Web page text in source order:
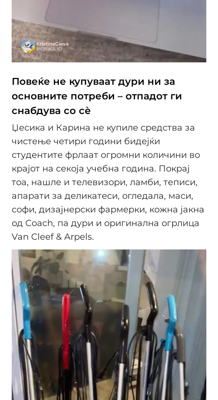
Повеќе не купуваат дури ни за
основните потреби – отпадот ги
снабдува со сѐ
Џесика и Карина не купиле средства за
чистење четири години бидејќи
студентите фрлаат огромни количини вo
крајот на секоја учебна година. Покрај
тоа, нашле и телевизори, ламби, теписи,
апарати за деликатеси, огледала, маси,
софи, дизајнерски фармерки, кожна јакна
од Coach, па дури и оригинална огрлица
Van Cleef & Arpels.